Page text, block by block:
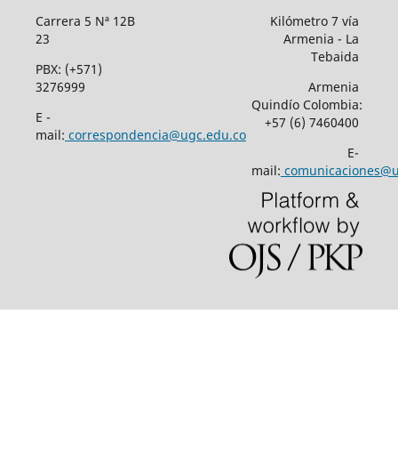
Carrera 5 Nª 12B
23
PBX: (+571)
3276999
E -
mail: correspondencia@ugc.edu.co
Kilómetro 7 vía
Armenia - La
Tebaida
Armenia
Quindío Colombia:
+57 (6) 7460400
E-
mail: